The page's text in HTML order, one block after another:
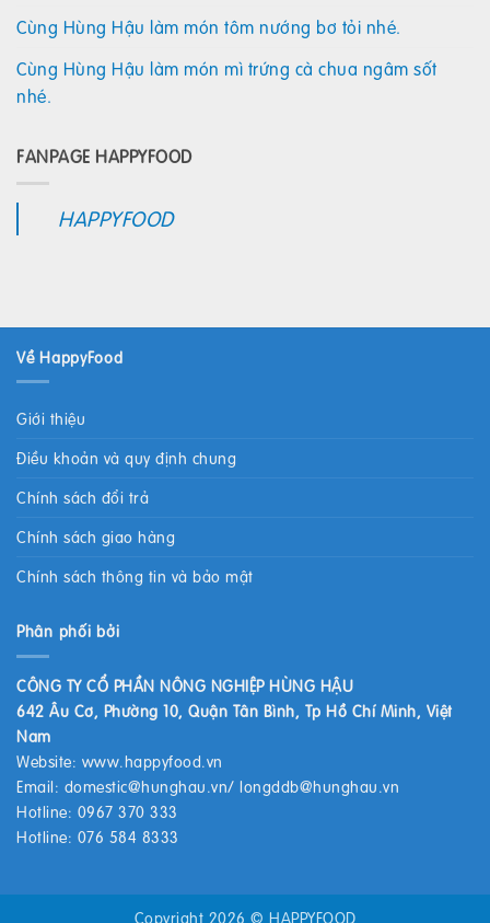
Cùng Hùng Hậu làm món tôm nướng bơ tỏi nhé.
Cùng Hùng Hậu làm món mì trứng cà chua ngâm sốt
nhé.
FANPAGE HAPPYFOOD
HAPPYFOOD
Về HappyFood
Giới thiệu
Điều khoản và quy định chung
Chính sách đổi trả
Chính sách giao hàng
Chính sách thông tin và bảo mật
Phân phối bởi
CÔNG TY CỔ PHẦN NÔNG NGHIỆP HÙNG HẬU
642 Âu Cơ, Phường 10, Quận Tân Bình, Tp Hồ Chí Minh, Việt
Nam
Website: www.happyfood.vn
Email: domestic@hunghau.vn/ longddb@hunghau.vn
Hotline: 0967 370 333
Hotline: 076 584 8333
Copyright 2026 © HAPPYFOOD